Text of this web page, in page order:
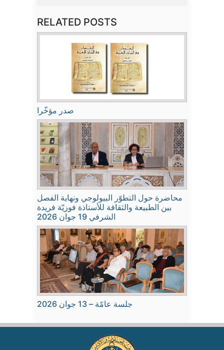
RELATED POSTS
صدر مؤخّرا
محاضرة حول التطوّر البيولوجي ونهاية الفصل
بين الطبيعة والثقافة للأستاذة فوزيّة فريدة
الشرفي 19 جوان 2026
جلسة عامّة – 13 جوان 2026